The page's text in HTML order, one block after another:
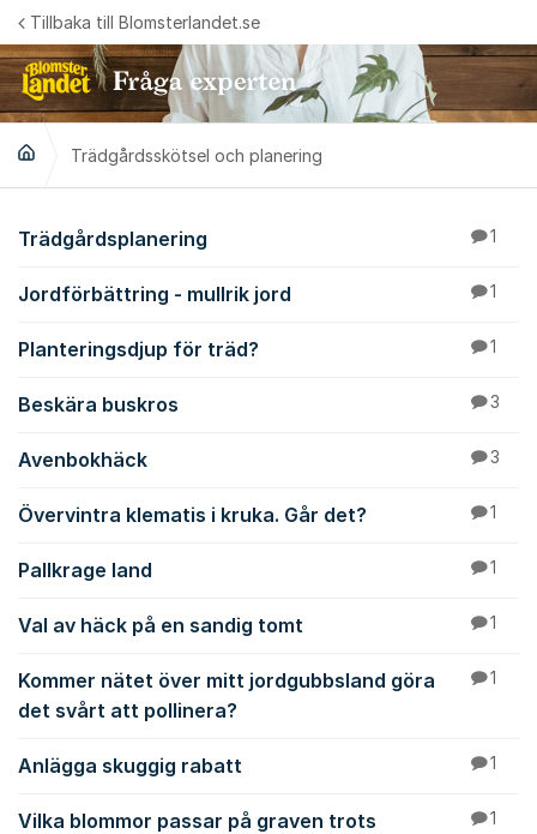
Hoppa till innehåll
Tillbaka till Blomsterlandet.se
Trädgårdsskötsel och planering
Trädgårdsskötsel
Trädgårdsplanering 1
Jordförbättring - mullrik jord 1
Planteringsdjup för träd? 1
Beskära buskros 3
Avenbokhäck 3
Övervintra klematis i kruka. Går det? 1
Pallkrage land 1
Val av häck på en sandig tomt 1
Kommer nätet över mitt jordgubbsland göra
det svårt att pollinera?
1
Anlägga skuggig rabatt 1
Vilka blommor passar på graven trots
1